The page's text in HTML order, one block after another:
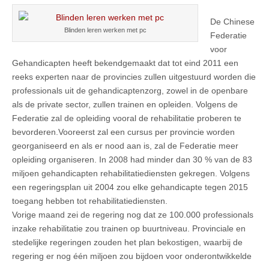
Blinden leren werken met pc
De Chinese
Federatie
voor
Gehandicapten heeft bekendgemaakt dat tot eind 2011 een
reeks experten naar de provincies zullen uitgestuurd worden die
professionals uit de gehandicaptenzorg, zowel in de openbare
als de private sector, zullen trainen en opleiden. Volgens de
Federatie zal de opleiding vooral de rehabilitatie proberen te
bevorderen.Vooreerst zal een cursus per provincie worden
georganiseerd en als er nood aan is, zal de Federatie meer
opleiding organiseren. In 2008 had minder dan 30 % van de 83
miljoen gehandicapten rehabilitatiediensten gekregen. Volgens
een regeringsplan uit 2004 zou elke gehandicapte tegen 2015
toegang hebben tot rehabilitatiediensten.
Vorige maand zei de regering nog dat ze 100.000 professionals
inzake rehabilitatie zou trainen op buurtniveau. Provinciale en
stedelijke regeringen zouden het plan bekostigen, waarbij de
regering er nog één miljoen zou bijdoen voor onderontwikkelde